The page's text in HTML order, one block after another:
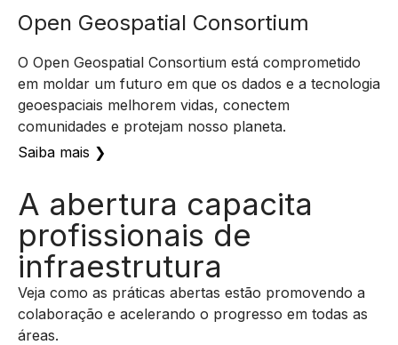
O Open Geospatial Consortium está comprometido
geoespaciais melhorem vidas, conectem
comunidades e protejam nosso planeta.
Saiba mais ❯
A abertura capacita
profissionais de
infraestrutura
Veja como as práticas abertas estão promovendo a
colaboração e acelerando o progresso em todas as
áreas.